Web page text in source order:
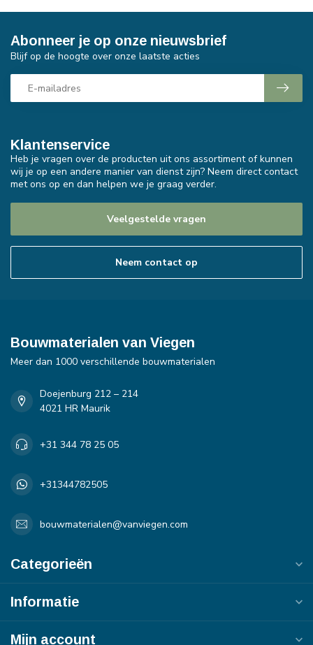
Klantenservice
Heb je vragen over de producten uit ons assortiment of kunnen
wij je op een andere manier van dienst zijn? Neem direct contact
met ons op en dan helpen we je graag verder.
Veelgestelde vragen
Neem contact op
Abonneer je op onze nieuwsbrief
Blijf op de hoogte over onze laatste acties
Bouwmaterialen van Viegen
Meer dan 1000 verschillende bouwmaterialen
Doejenburg 212 – 214
4021 HR Maurik
+31 344 78 25 05
+31344782505
bouwmaterialen@vanviegen.com
Categorieën
Informatie
Mijn account